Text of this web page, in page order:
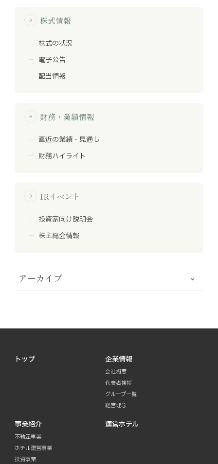
arrow_forward 株式情報
株式の状況
電子公告
配当情報
arrow_forward 財務・業績情報
直近の業績・見通し
財務ハイライト
arrow_forward IRイベント
投資家向け説明会
株主総会情報
アーカイブ
トップ 企業情報
会社概要
代表者挨拶
グループ一覧
経営理念
事業紹介
不動産事業
ホテル運営事業
投資事業
運営ホテル